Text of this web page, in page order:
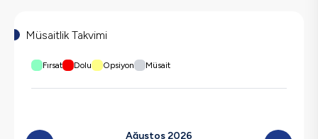
Müsaitlik Takvimi
Fırsat Dolu Opsiyon Müsait
Ağustos 2026